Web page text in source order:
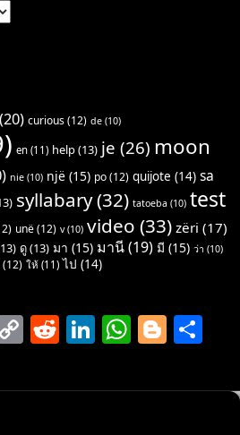
(20) curious(12) de (10)
en (11) help(13) je (26) moon
nie (10) një (15) po(12) quijote (14) sa
syllabary(32) tatoeba (10) test
unë(12) v(10) video (33) zëri (17)
ดู(13) มา (15) มานี(19) มี (15) ว่า (10)
(12) ให้ (11) ไป (14)
C
p
R
d
Li
k
W
at
Bl
g ar